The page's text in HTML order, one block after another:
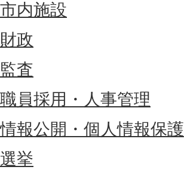
市内施設
財政
監査
職員採用・人事管理
情報公開・個人情報保護
選挙